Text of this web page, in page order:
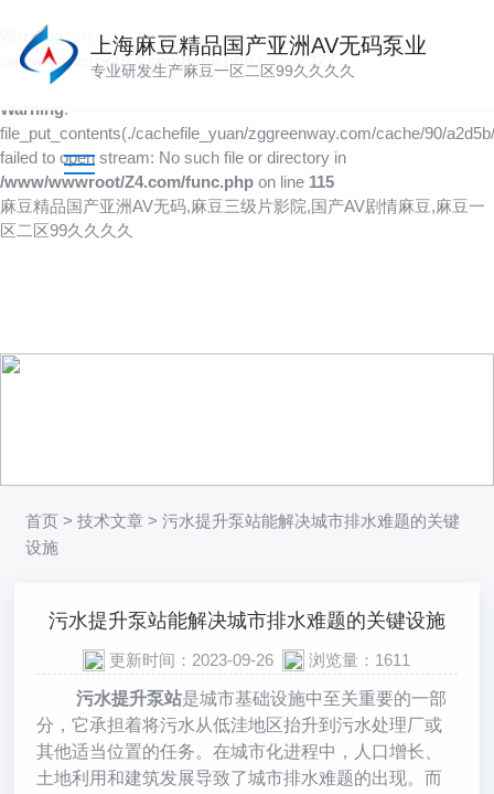
Warning: mkdir(): No space left on device in
/www/wwwroot/Z4.com/func.php
on line 127
Warning:
file_put_contents(./cachefile_yuan/zggreenway.com/cache/90/
failed to open stream: No such file or directory in
/www/wwwroot/Z4.com/func.php on line 115
麻豆精品国产亚洲AV无码,麻豆三级片影院,国产AV剧情麻豆,麻豆一
区二区99久久久久
上海麻豆精品国产亚洲AV无码泵业
专业研发生产麻豆一区二区99久久久久
首页 >技术文章 > 污水提升泵站能解决城市排水难题的关键
设施
污水提升泵站能解决城市排水难题的关键设施
更新时间：2023-09-26 浏览量：1611
污水提升泵站是城市基础设施中至关重要的一部
分，它承担着将污水从低洼地区抬升到污水处理厂或
其他适当位置的任务。在城市化进程中，人口增长、
土地利用和建筑发展导致了城市排水难题的出现。而